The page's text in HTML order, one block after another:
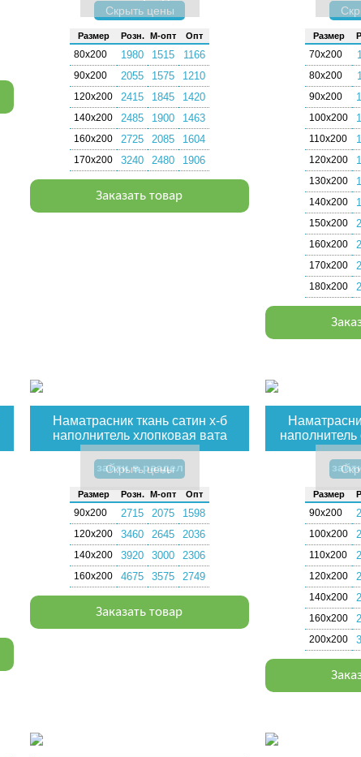
Скрыть цены
Раз­мер Розн. М-опт Опт
80х200 1980 1515 1166
90х200 2055 1575 1210
120х200 2415 1845 1420
140х200 2485 1900 1463
160х200 2725 2085 1604
170х200 3240 2480 1906
Заказать товар
Раз­мер
70х200
80х200
90х200
100х200
110х200
120х200
130х200
140х200
150х200
160х200
170х200
180х200
Наматрасник ткань сатин х-б
наполнитель хлопковая вата
зайти в раздел
Скрыть цены
Раз­мер Розн. М-опт Опт
90х200 2715 2075 1598
120х200 3460 2645 2036
140х200 3920 3000 2306
160х200 4675 3575 2749
Заказать товар
наполнитель
Раз­мер
90х200
100х200
110х200
120х200
140х200
160х200
200х200